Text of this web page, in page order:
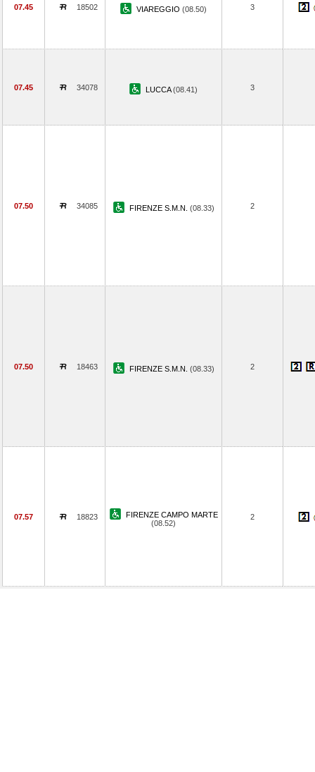
07.45 18502 VIAREGGIO (08.50) 3
07.45 34078 LUCCA(08.41) 3
07.50 34085 FIRENZE S.M.N. (08.33) 2
07.50 18463 FIRENZE S.M.N. (08.33) 2
07.57 18823
FIRENZE CAMPO MARTE
(08.52)
2